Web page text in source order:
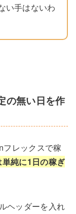
い手はないわ
の無い日を作
フレックスで稼
単純に1日の稼ぎ
ヘッダーを入れ